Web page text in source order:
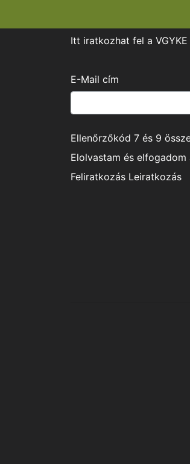
Itt iratkozhat fel a
E-Mail cím
Ellenőrzőkód 7 és 9
Elolvastam és elfogadom
Feliratkozás Leiratkozás